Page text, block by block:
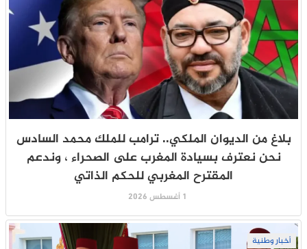
بلاغ من الديوان الملكي.. ترامب للملك محمد السادس
نحن نعترف بسيادة المغرب على الصحراء ، وندعم
المقترح المغربي للحكم الذاتي
1 أغسطس 2026
أخبار وطنية